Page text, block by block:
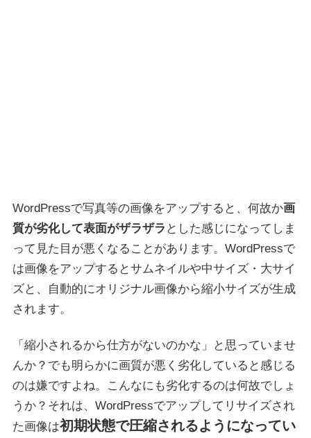
WordPressで写真等の画像をアップすると、何故か画
質が劣化して表面がザラザラ とした感じになってしま
って見た目が悪くなることがあります。WordPressで
は画像をアップするとサムネイルや中サイズ・大サイ
ズと、自動的にオリジナル画像から縮小サイズが生成
されます。
「縮小されるから仕方がないのかな」と思っていませ
んか？でも明らかに画質が悪く劣化していると感じる
のは嫌ですよね。こんなにも劣化するのは何故でしょ
うか？それは、WordPressでアップしてリサイズされ
た画像は初期状態で圧縮されるようになってい